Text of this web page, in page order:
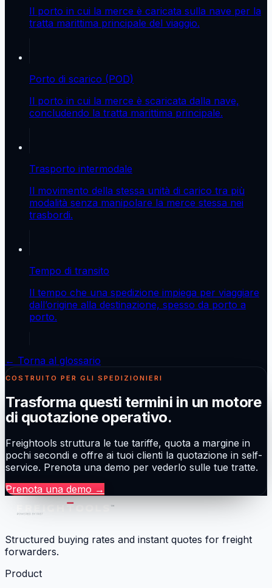
Il porto in cui la merce è caricata sulla nave per la
tratta marittima principale del viaggio.
Porto di scarico (POD)
Il porto in cui la merce è scaricata dalla nave,
concludendo la tratta marittima principale.
Trasporto intermodale
Il movimento della stessa unità di carico tra più
modalità senza manipolare la merce stessa nei
trasbordi.
Tempo di transito
Il tempo che una spedizione impiega per viaggiare
dall’origine alla destinazione, spesso da porto a
porto.
← Torna al glossario
COSTRUITO PER GLI SPEDIZIONIERI
Trasforma questi termini in un motore
di quotazione operativo.
Freightools struttura le tue tariffe, quota a margine in
pochi secondi e offre ai tuoi clienti la quotazione in self-
service. Prenota una demo per vederlo sulle tue tratte.
Prenota una demo →
Structured buying rates and instant quotes for freight
forwarders.
Product